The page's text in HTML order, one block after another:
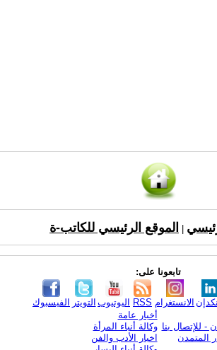
الموقع الرئيسي للكاتب-ة
تابعونا على:
الفيسبوك التويتر اليوتيوب RSS الانستغرام
- للإتصال بنا
المتمدن
أخبار عامة
وكالة أنباء المرأة
اخبار الأدب والفن